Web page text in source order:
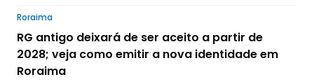
Roraima
RG antigo deixará de ser aceito a partir de
2028; veja como emitir a nova identidade em
Roraima